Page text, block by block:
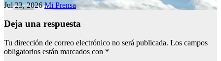
Jul 23, 2026Mi Prensa
Deja una respuesta
Tu dirección de correo electrónico no será publicada. Los campos
obligatorios están marcados con *